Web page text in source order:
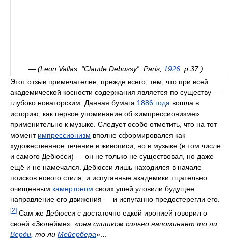
— (Leon Vallas, “Claude Debussy”, Paris, 1926, p.37.)
Этот отзыв примечателен, прежде всего, тем, что при всей
академической косности содержания является по существу —
глубоко новаторским. Данная бумага 1886 года вошла в
историю, как первое упоминание об «импрессионизме»
применительно к музыке. Следует особо отметить, что на тот
момент импрессионизм вполне сформировался как
художественное течение в живописи, но в музыке (в том числе
и самого Дебюсси) — он не только не существовал, но даже
ещё и не намечался. Дебюсси лишь находился в начале
поисков нового стиля, и испуганные академики тщательно
очищенным камертоном своих ушей уловили будущее
направление его движения — и испуганно предостерегли его.
[2] Сам же Дебюсси с достаточно едкой иронией говорил о
своей «Зюлейме»: «она слишком сильно напоминает то ли
Верди , то ли Мейербера»…